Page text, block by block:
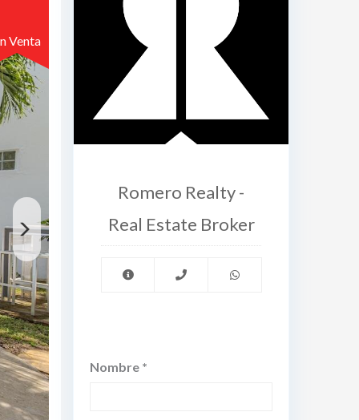
Venta
Romero Realty -
Real Estate Broker
Nombre *